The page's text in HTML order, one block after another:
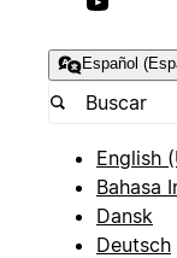
Español
English
Bahasa
Dansk
Deutsch